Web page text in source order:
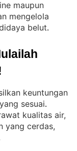
maupun
mengelola
belut.
keuntungan
sesuai
kualitas air,
yang cerdas,